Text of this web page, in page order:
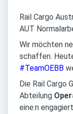
Rail Cargo
AUT
Wir möchten
schaffen.
#TeamOEBB
Die Rail Cargo
Abteilung
eine:n